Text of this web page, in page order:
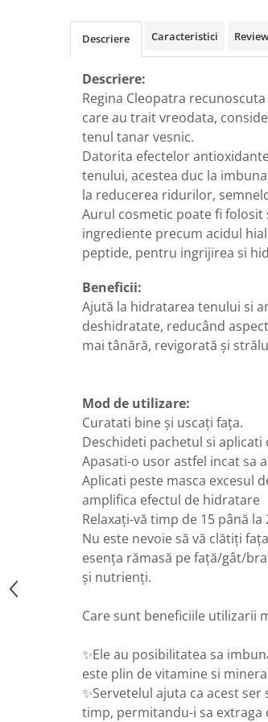
Descriere Caracteristici
Descriere:
Regina Cleopatra
care au trait vreodata,
tenul tanar vesnic.
Datorita efectelor
tenului, acestea duc la
la reducerea ridurilor,
Aurul cosmetic poate fi
ingrediente precum acidul
peptide, pentru ingrijirea si
Beneficii:
Ajută la hidratarea tenului si
deshidratate, reducând
mai tânără, revigorată și
Mod de utilizare:
Curatati bine și uscați fața.
Deschideti pachetul si aplicati
Apasati-o usor astfel incat sa
Aplicati peste masca excesul
amplifica efectul de hidratare
Relaxați-vă timp de 15 până la
Nu este nevoie să vă clătiți
esența rămasă pe față/gât/
și nutrienți.
Care sunt beneficiile utilizarii
✨Ele au posibilitatea sa
este plin de vitamine si
✨Servetelul ajuta ca acest
timp, permitandu-i sa extraga